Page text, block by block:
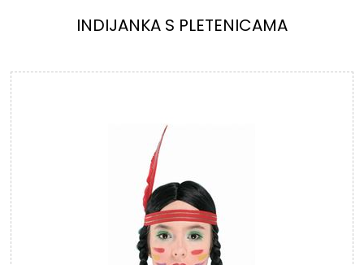
INDIJANKA S PLETENICAMA